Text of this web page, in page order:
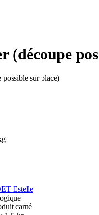
(découpe
Estelle
carné